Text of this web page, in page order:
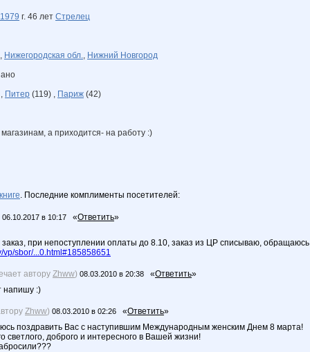
1979 г. 46 лет Стрелец
, Нижегородская обл., Нижний Новгород
Питер (119) , Париж (42)
а приходится- на работу :)
. Последние комплименты посетителей:
06.10.2017 в 10:17 «Ответить»
при непоступлении оплаты до 8.10, заказ из ЦР списываю,
vp/sbor/...0.html#185858651
автору Zhww) 08.03.2010 в 20:38 «Ответить»
напишу :)
Zhww) 08.03.2010 в 02:26 «Ответить»
поздравить Вас с наступившим Международным женским Днем 8 марта!
светлого, доброго и интересного в Вашей жизни!